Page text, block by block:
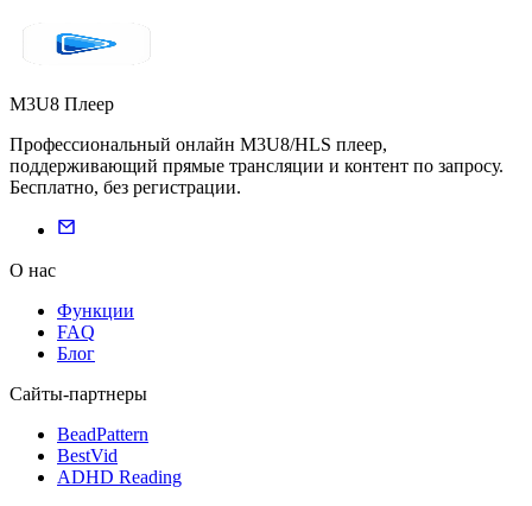
M3U8 Плеер
Профессиональный онлайн M3U8/HLS плеер,
поддерживающий прямые трансляции и контент по запросу.
Бесплатно, без регистрации.
О нас
Функции
FAQ
Блог
Сайты-партнеры
BeadPattern
BestVid
ADHD Reading